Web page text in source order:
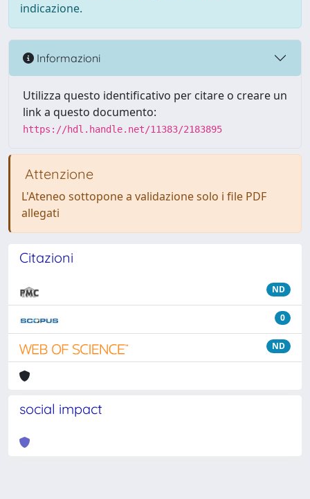
indicazione.
Informazioni
Utilizza questo identificativo per citare o creare un
link a questo documento:
https://hdl.handle.net/11383/2183895
Attenzione
L'Ateneo sottopone a validazione solo i file PDF
allegati
Citazioni
ND
0
ND
social impact